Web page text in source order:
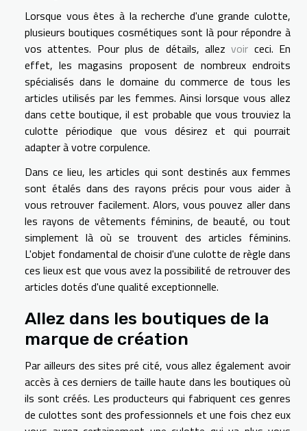
Lorsque vous êtes à la recherche d'une grande culotte,
plusieurs boutiques cosmétiques sont là pour répondre à
vos attentes. Pour plus de détails, allezvoir ceci. En
effet, les magasins proposent de nombreux endroits
spécialisés dans le domaine du commerce de tous les
articles utilisés par les femmes. Ainsi lorsque vous allez
dans cette boutique, il est probable que vous trouviez la
culotte périodique que vous désirez et qui pourrait
adapter à votre corpulence.
Dans ce lieu, les articles qui sont destinés aux femmes
sont étalés dans des rayons précis pour vous aider à
vous retrouver facilement. Alors, vous pouvez aller dans
les rayons de vêtements féminins, de beauté, ou tout
simplement là où se trouvent des articles féminins.
L'objet fondamental de choisir d'une culotte de règle dans
ces lieux est que vous avez la possibilité de retrouver des
articles dotés d'une qualité exceptionnelle.
Allez dans les boutiques de la
marque de création
Par ailleurs des sites pré cité, vous allez également avoir
accès à ces derniers de taille haute dans les boutiques où
ils sont créés. Les producteurs qui fabriquent ces genres
de culottes sont des professionnels et une fois chez eux